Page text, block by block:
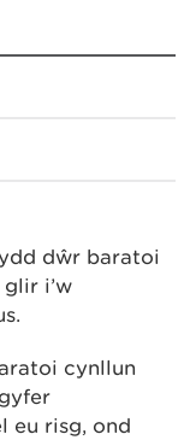
dŵr baratoi
i’w
cynllun
eu risg, ond